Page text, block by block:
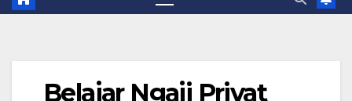
Belajar Ngaji Privat